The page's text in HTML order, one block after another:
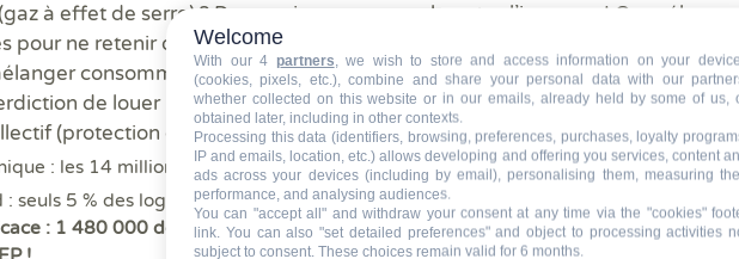
à effet de serre) ? Deux enjeux… une seule note : l’impasse ! On mélange
pour ne retenir que la pire des deux. De quoi nuire à l’efficacité de la mesure.
consommation d’énergie et émission de gaz à effet de serre (GES)
de louer permettrait de mieux articuler enjeu individuel (coût de
(protection du climat). Une solution simple aux multiples avantages :
: les 14 millions de DPE existants restent valables
seuls 5 % des logements seraient interdits à la location (au lieu de 12 %
: 1 480 000 de biens sortis du statut de passoires énergétiques contre 850 000
Welcome
With our 4 partners , we wish to store and access information on your
(cookies, pixels, etc.), combine and share your personal data with our
whether collected on this website or in our emails, already held by some of us,
obtained later, including in other contexts.
Processing this data (identifiers, browsing, preferences, purchases, loyalty
IP and emails, location, etc.) allows developing and offering you services, content
ads across your devices (including by email), personalising them, measuring
performance, and analysing audiences.
You can "accept all" and withdraw your consent at any time via the "cookies"
link . You can also "set detailed preferences" and object to processing activities
subject to consent. These choices remain valid for 6 months.